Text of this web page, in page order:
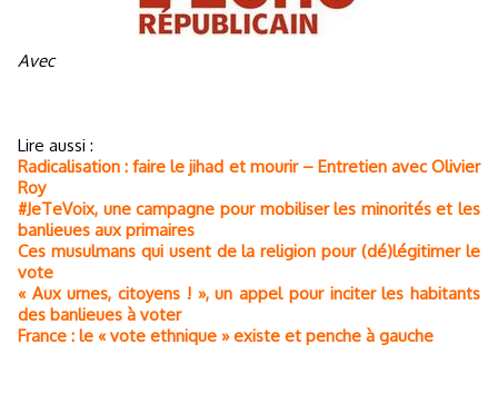
Avec
Lire aussi :
Radicalisation : faire le jihad et mourir – Entretien avec Olivier
Roy
#JeTeVoix, une campagne pour mobiliser les minorités et les
banlieues aux primaires
Ces musulmans qui usent de la religion pour (dé)légitimer le
vote
« Aux urnes, citoyens ! », un appel pour inciter les habitants
des banlieues à voter
France : le « vote ethnique » existe et penche à gauche